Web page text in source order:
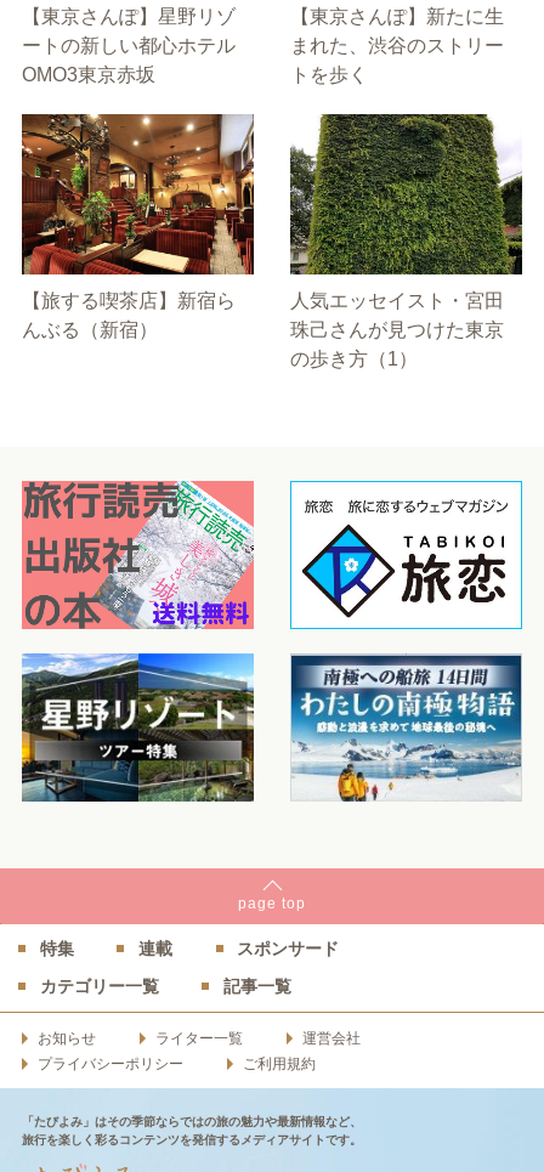
【東京さんぽ】星野リゾ
ートの新しい都心ホテル
OMO3東京赤坂
【東京さんぽ】新たに生
まれた、渋谷のストリー
トを歩く
【旅する喫茶店】新宿ら
んぶる（新宿）
人気エッセイスト・宮田
珠己さんが見つけた東京
の歩き方（1）
page top
特集 連載
スポンサード
カテゴリー一覧
記事一覧
お知らせ ライター一覧
運営会社
プライバシーポリシー
ご利用規約
「たびよみ」はその季節ならではの旅の魅力や最新情報など、
旅行を楽しく彩るコンテンツを発信するメディアサイトです。